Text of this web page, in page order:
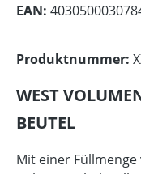
EAN:
Produktnummer:
WEST
BEUTEL
Mit einer